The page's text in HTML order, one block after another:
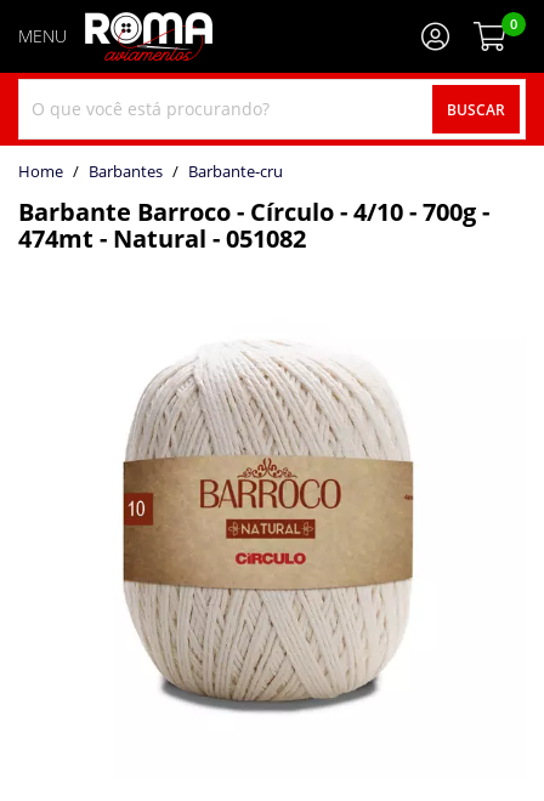
BUSCAR
0
home Barbantes barbante-cru
Barbante Barroco - Círculo - 4/10 - 700g -
474mt - Natural - 051082